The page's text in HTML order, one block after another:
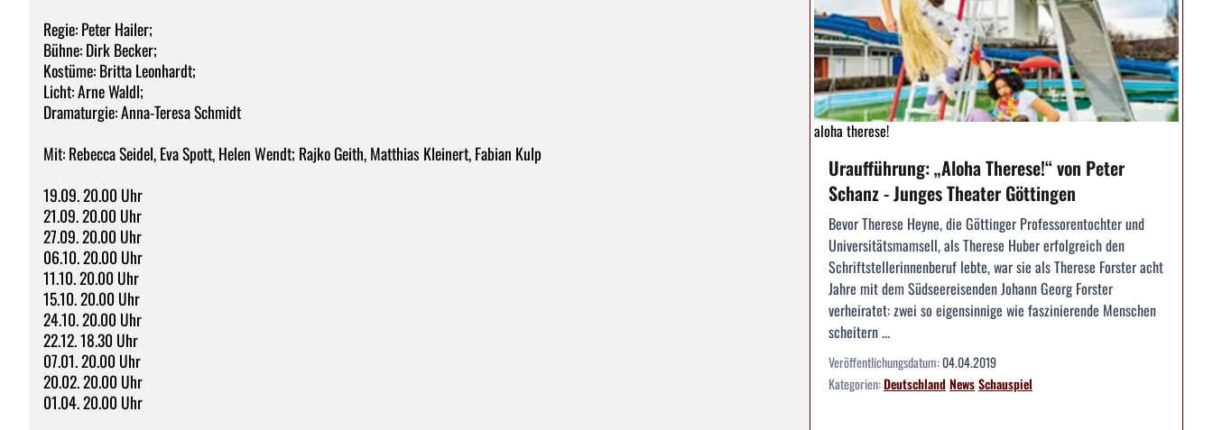
Regie: Peter Hailer;
Bühne: Dirk Becker;
Kostüme: Britta Leonhardt;
Licht: Arne Waldl;
Dramaturgie: Anna-Teresa Schmidt
Mit: Rebecca Seidel, Eva Spott, Helen Wendt; Rajko Geith, Matthias Kleinert, Fabian Kulp
19.09. 20.00 Uhr
21.09. 20.00 Uhr
27.09. 20.00 Uhr
06.10. 20.00 Uhr
11.10. 20.00 Uhr
15.10. 20.00 Uhr
24.10. 20.00 Uhr
22.12. 18.30 Uhr
07.01. 20.00 Uhr
20.02. 20.00 Uhr
01.04. 20.00 Uhr
aloha therese!
Uraufführung: „Aloha Therese!“ von Peter
Schanz - Junges Theater Göttingen
Bevor Therese Heyne, die Göttinger Professorentochter und
Universitätsmamsell, als Therese Huber erfolgreich den
Schriftstellerinnenberuf lebte, war sie als Therese Forster acht
Jahre mit dem Südseereisenden Johann Georg Forster
verheiratet: zwei so eigensinnige wie faszinierende Menschen
scheitern ...
Veröffentlichungsdatum:04.04.2019
Kategorien:DeutschlandNewsSchauspiel